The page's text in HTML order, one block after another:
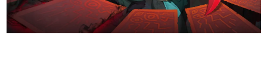
『うつヌケ』『ペンと箸』等で知られるマンガ家・田中圭
一先生によるゲーム業界レポートマンガです。